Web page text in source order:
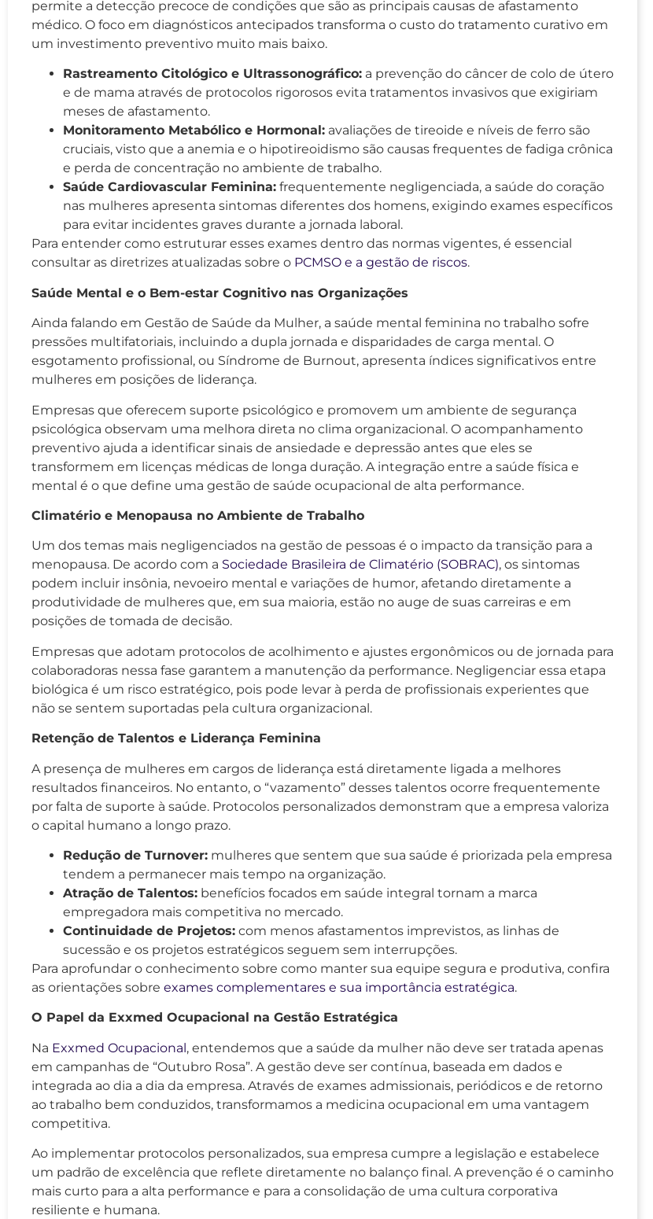
permite a detecção precoce de condições que são as principais causas de afastamento
médico. O foco em diagnósticos antecipados transforma o custo do tratamento curativo em
um investimento preventivo muito mais baixo.
Rastreamento Citológico e Ultrassonográfico: a prevenção do câncer de colo de útero
e de mama através de protocolos rigorosos evita tratamentos invasivos que exigiriam
meses de afastamento.
Monitoramento Metabólico e Hormonal: avaliações de tireoide e níveis de ferro são
cruciais, visto que a anemia e o hipotireoidismo são causas frequentes de fadiga crônica
e perda de concentração no ambiente de trabalho.
Saúde Cardiovascular Feminina: frequentemente negligenciada, a saúde do coração
nas mulheres apresenta sintomas diferentes dos homens, exigindo exames específicos
para evitar incidentes graves durante a jornada laboral.
Para entender como estruturar esses exames dentro das normas vigentes, é essencial
consultar as diretrizes atualizadas sobre o PCMSO e a gestão de riscos.
Saúde Mental e o Bem-estar Cognitivo nas Organizações
Ainda falando em Gestão de Saúde da Mulher, a saúde mental feminina no trabalho sofre
pressões multifatoriais, incluindo a dupla jornada e disparidades de carga mental. O
esgotamento profissional, ou Síndrome de Burnout, apresenta índices significativos entre
mulheres em posições de liderança.
Empresas que oferecem suporte psicológico e promovem um ambiente de segurança
psicológica observam uma melhora direta no clima organizacional. O acompanhamento
preventivo ajuda a identificar sinais de ansiedade e depressão antes que eles se
transformem em licenças médicas de longa duração. A integração entre a saúde física e
mental é o que define uma gestão de saúde ocupacional de alta performance.
Climatério e Menopausa no Ambiente de Trabalho
Um dos temas mais negligenciados na gestão de pessoas é o impacto da transição para a
menopausa. De acordo com a Sociedade Brasileira de Climatério (SOBRAC), os sintomas
podem incluir insônia, nevoeiro mental e variações de humor, afetando diretamente a
produtividade de mulheres que, em sua maioria, estão no auge de suas carreiras e em
posições de tomada de decisão.
Empresas que adotam protocolos de acolhimento e ajustes ergonômicos ou de jornada para
colaboradoras nessa fase garantem a manutenção da performance. Negligenciar essa etapa
biológica é um risco estratégico, pois pode levar à perda de profissionais experientes que
não se sentem suportadas pela cultura organizacional.
Retenção de Talentos e Liderança Feminina
A presença de mulheres em cargos de liderança está diretamente ligada a melhores
resultados financeiros. No entanto, o “vazamento” desses talentos ocorre frequentemente
por falta de suporte à saúde. Protocolos personalizados demonstram que a empresa valoriza
o capital humano a longo prazo.
Redução de Turnover: mulheres que sentem que sua saúde é priorizada pela empresa
tendem a permanecer mais tempo na organização.
Atração de Talentos: benefícios focados em saúde integral tornam a marca
empregadora mais competitiva no mercado.
Continuidade de Projetos: com menos afastamentos imprevistos, as linhas de
sucessão e os projetos estratégicos seguem sem interrupções.
Para aprofundar o conhecimento sobre como manter sua equipe segura e produtiva, confira
as orientações sobre exames complementares e sua importância estratégica.
O Papel da Exxmed Ocupacional na Gestão Estratégica
Na Exxmed Ocupacional, entendemos que a saúde da mulher não deve ser tratada apenas
em campanhas de “Outubro Rosa”. A gestão deve ser contínua, baseada em dados e
integrada ao dia a dia da empresa. Através de exames admissionais, periódicos e de retorno
ao trabalho bem conduzidos, transformamos a medicina ocupacional em uma vantagem
competitiva.
Ao implementar protocolos personalizados, sua empresa cumpre a legislação e estabelece
um padrão de excelência que reflete diretamente no balanço final. A prevenção é o caminho
mais curto para a alta performance e para a consolidação de uma cultura corporativa
resiliente e humana.